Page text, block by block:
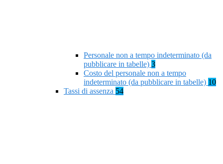
Personale non a tempo indeterminato (da
pubblicare in tabelle) 3
Costo del personale non a tempo
indeterminato (da pubblicare in tabelle) 10
Tassi di assenza 54